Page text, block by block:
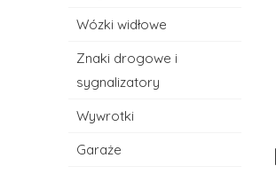
Wózki widłowe
Znaki drogowe i
sygnalizatory
Wywrotki
Garaże